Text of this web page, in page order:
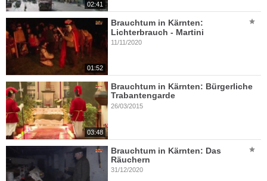
02:41
01:52
Brauchtum in Kärnten:
Lichterbrauch - Martini
11/11/2020
03:48
Brauchtum in Kärnten: Bürgerliche
Trabantengarde
26/03/2015
Brauchtum in Kärnten: Das
Räuchern
31/12/2020